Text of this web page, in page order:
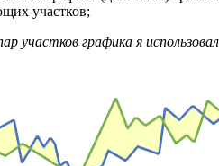
участков;
участков графика я